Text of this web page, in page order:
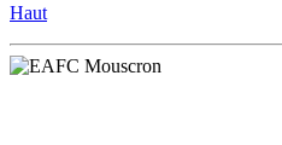
Haut